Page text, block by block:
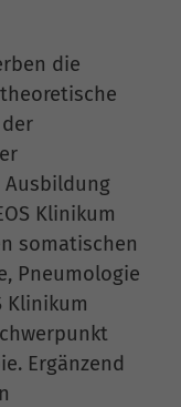
die
Ausbildung
Klinikum
somatischen
Pneumologie
Klinikum
Ergänzend